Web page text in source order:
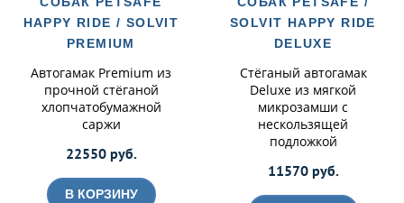
HAPPY RIDE / SOLVIT
PREMIUM
Автогамак Premium из
прочной стёганой
хлопчатобумажной
саржи
22550 руб.
В КОРЗИНУ
SOLVIT HAPPY RIDE
DELUXE
Стёганый автогамак
Deluxe из мягкой
микрозамши с
нескользящей
подложкой
11570 руб.